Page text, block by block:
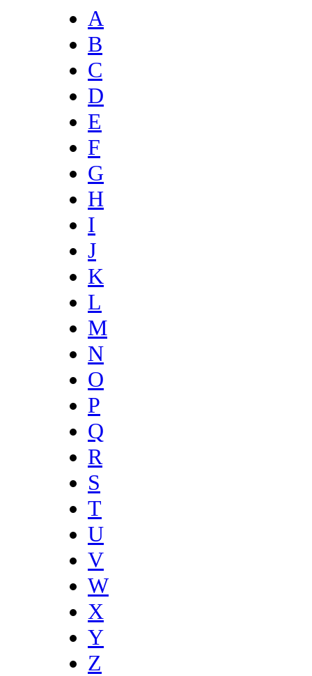
A
B
C
D
E
F
G
H
I
J
K
L
M
N
O
P
Q
R
S
T
U
V
W
X
Y
Z